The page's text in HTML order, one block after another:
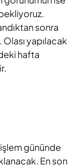
sonra
yapılacak
hafta
gününde
En son